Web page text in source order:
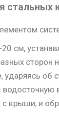
стальных
см,
сторон
об
крыши, и